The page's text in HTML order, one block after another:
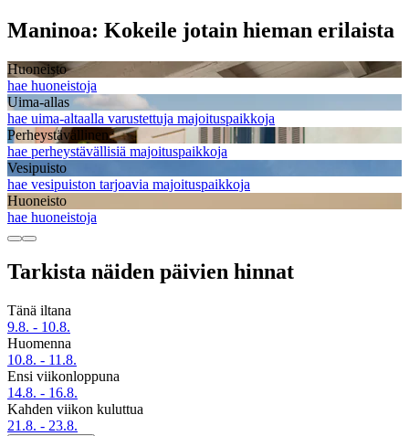
Maninoa: Kokeile jotain hieman erilaista
Huoneisto
hae huoneistoja
Uima-allas
hae uima-altaalla varustettuja majoituspaikkoja
Perheystävällinen
hae perheystävällisiä majoituspaikkoja
Vesipuisto
hae vesipuiston tarjoavia majoituspaikkoja
Huoneisto
hae huoneistoja
Tarkista näiden päivien hinnat
Tänä iltana
9.8. - 10.8.
Huomenna
10.8. - 11.8.
Ensi viikonloppuna
14.8. - 16.8.
Kahden viikon kuluttua
21.8. - 23.8.